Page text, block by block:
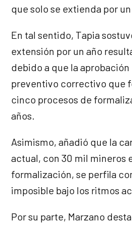
que solo se extienda por
En tal sentido, Tapia
extensión por un año
debido a que la aprobación
preventivo correctivo que
cinco procesos de
años.
Asimismo, añadió que la
actual, con 30 mil mineros
formalización, se perfila
imposible bajo los ritmos
Por su parte, Marzano